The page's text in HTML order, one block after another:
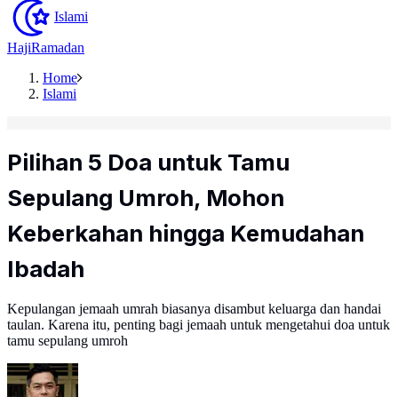
Islami
HajiRamadan
Home
Islami
Pilihan 5 Doa untuk Tamu
Sepulang Umroh, Mohon
Keberkahan hingga Kemudahan
Ibadah
Kepulangan jemaah umrah biasanya disambut keluarga dan handai
taulan. Karena itu, penting bagi jemaah untuk mengetahui doa untuk
tamu sepulang umroh